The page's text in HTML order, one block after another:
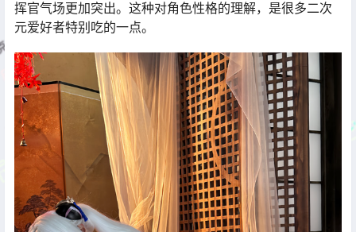
挥官气场更加突出。这种对角色性格的理解，是很多二次
元爱好者特别吃的一点。